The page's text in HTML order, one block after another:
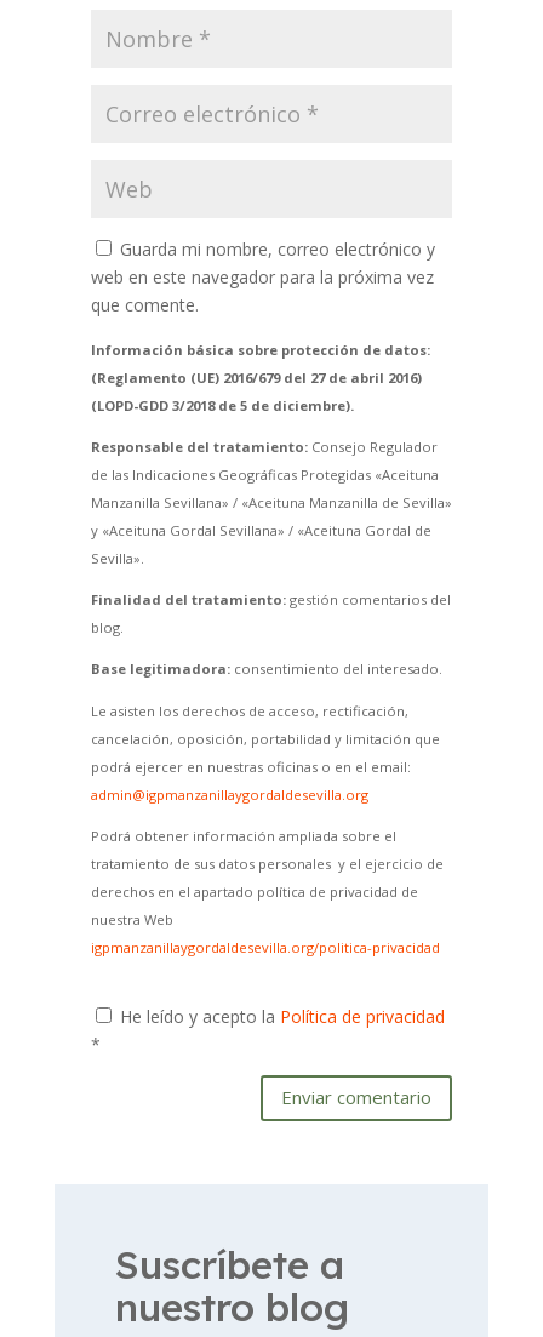
Guarda mi nombre, correo electrónico y
web en este navegador para la próxima vez
que comente.
Información básica sobre protección de datos:
(Reglamento (UE) 2016/679 del 27 de abril 2016)
(LOPD-GDD 3/2018 de 5 de diciembre).
Responsable del tratamiento:Consejo Regulador
de las Indicaciones Geográficas Protegidas «Aceituna
Manzanilla Sevillana» / «Aceituna Manzanilla de Sevilla»
y «Aceituna Gordal Sevillana» / «Aceituna Gordal de
Sevilla».
Finalidad del tratamiento:gestión comentarios del
blog.
Base legitimadora:consentimiento del interesado.
Le asisten los derechos de acceso, rectificación,
cancelación, oposición, portabilidad y limitación que
podrá ejercer en nuestras oficinas o en el email:
admin@igpmanzanillaygordaldesevilla.org
Podrá obtener información ampliada sobre el
tratamiento de sus datos personales y el ejercicio de
derechos en el apartado política de privacidad de
nuestra Web
igpmanzanillaygordaldesevilla.org/politica-privacidad
He leído y acepto la Política de privacidad
*
Enviar comentario
Suscríbete a
nuestro blog